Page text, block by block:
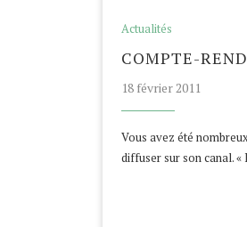
Actualités
COMPTE-
18 février 2011
Vous avez été
diffuser sur son canal. «